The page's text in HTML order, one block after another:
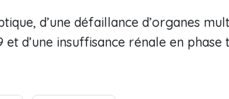
d’une défaillance d’organes
d’une insuffisance rénale en phase